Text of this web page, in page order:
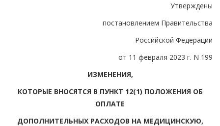
Утверждены
постановлением Правительства
Российской Федерации
от 11 февраля 2023 г. N 199
ИЗМЕНЕНИЯ,
КОТОРЫЕ ВНОСЯТСЯ В ПУНКТ 12(1) ПОЛОЖЕНИЯ ОБ
ОПЛАТЕ
ДОПОЛНИТЕЛЬНЫХ РАСХОДОВ НА МЕДИЦИНСКУЮ,